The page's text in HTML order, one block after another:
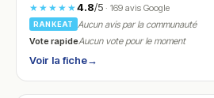
★★★★★4.8/5· 169 avis Google
RANKEAT
Aucun avis par la communauté
Vote rapideAucun vote pour le moment
Voir la fiche→